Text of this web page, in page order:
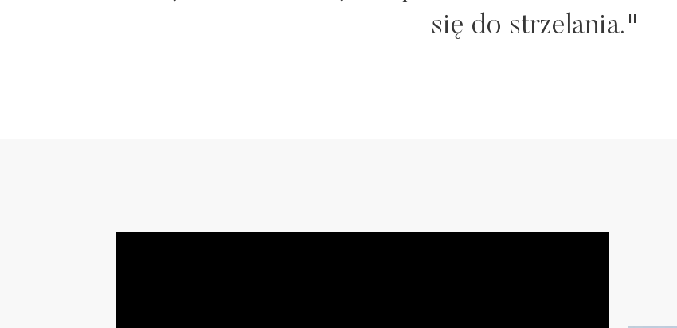
się do strzelania."